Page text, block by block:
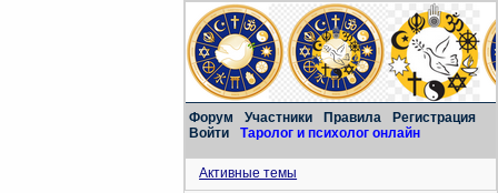
Форум Участники Правила
Регистрация
Войти
Таролог и психолог онлайн
Активные темы